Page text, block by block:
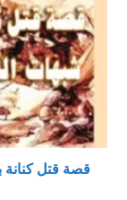
قصة قتل كنانة